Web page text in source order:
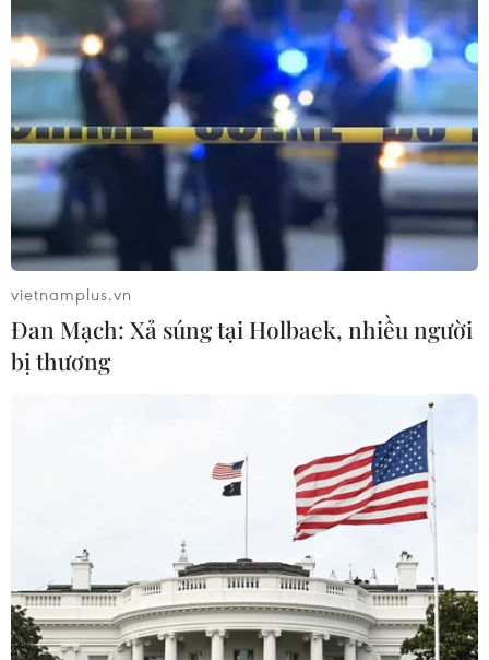
vietnamplus.vn
Đan Mạch: Xả súng tại Holbaek, nhiều người
bị thương